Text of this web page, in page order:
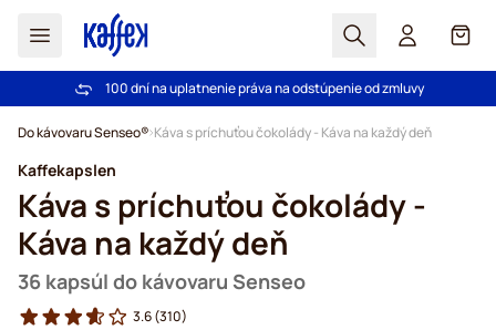
Hľadať Košík
Pri objednávke nad 49,00 € doprava zdarma
100 dní na uplatnenie práva na odstúpenie od zmluvy
Do kávovaru Senseo® Káva s príchuťou čokolády - Káva na každý deň
Kaffekapslen
Káva s príchuťou čokolády -
Káva na každý deň
36 kapsúl do kávovaru Senseo
3.6(310)